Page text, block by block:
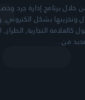
برنامج إدارة جرد
وتخزينها بشكل
كالعلامة التجارية,
من...